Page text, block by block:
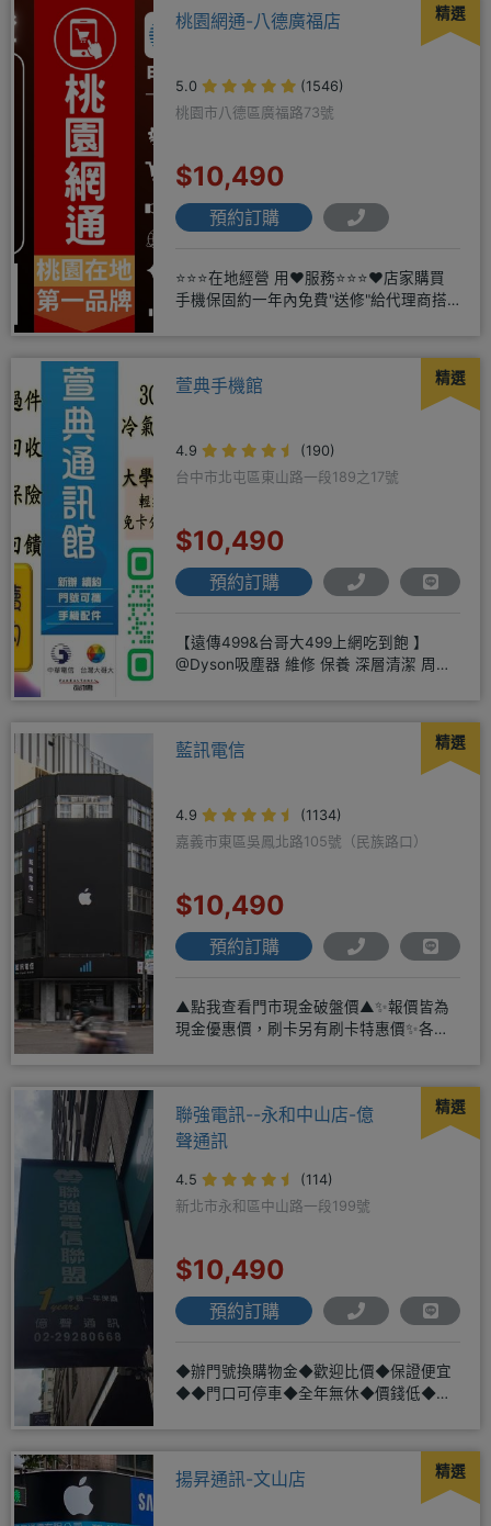
精選
桃園網通-八德廣福店
5.0
(1546)
桃園市八德區廣福路73號
$10,490
預約訂購
⭐⭐⭐在地經營 用❤️服務⭐⭐⭐❤️店家購買
手機保固約一年內免費"送修"給代理商搭
精選
萱典手機館
4.9
(190)
台中市北屯區東山路一段189之17號
$10,490
預約訂購
【遠傳499&台哥大499上網吃到飽 】
@Dyson吸塵器 維修 保養 深層清潔 周邊
精選
藍訊電信
4.9
(1134)
嘉義市東區吳鳳北路105號（民族路口）
$10,490
預約訂購
▲點我查看門市現金破盤價▲✨報價皆為
現金優惠價，刷卡另有刷卡特惠價✨各大
精選
聯強電訊--永和中山店-億
聲通訊
4.5
(114)
新北市永和區中山路一段199號
$10,490
預約訂購
◆辦門號換購物金◆歡迎比價◆保證便宜
◆◆門口可停車◆全年無休◆價錢低◆服
精選
揚昇通訊-文山店